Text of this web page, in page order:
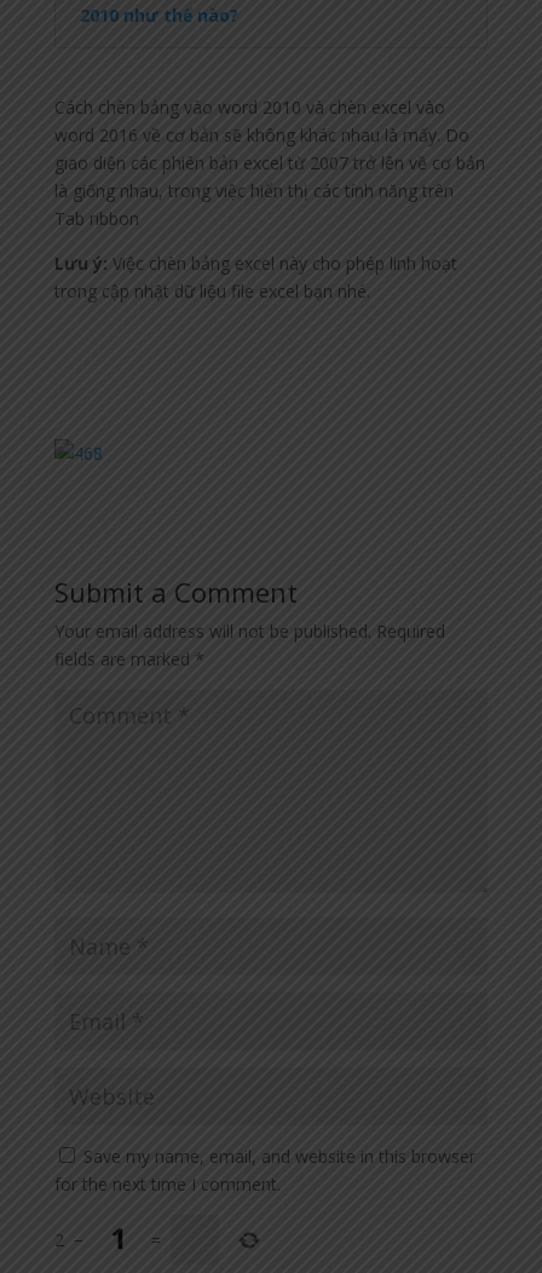
2010 như thế nào?
Cách chèn bảng vào word 2010 và chèn excel vào
word 2016 về cơ bản sẽ không khác nhau là mấy. Do
giao diện các phiên bản excel từ 2007 trở lên về cơ bản
là giống nhau, trong việc hiển thị các tính năng trên
Tab ribbon
Lưu ý: Việc chèn bảng excel này cho phép linh hoạt
trong cập nhật dữ liệu file excel bạn nhé.
Submit a Comment
Your email address will not be published. Required
fields are marked *
Save my name, email, and website in this browser
for the next time I comment.
2 − =